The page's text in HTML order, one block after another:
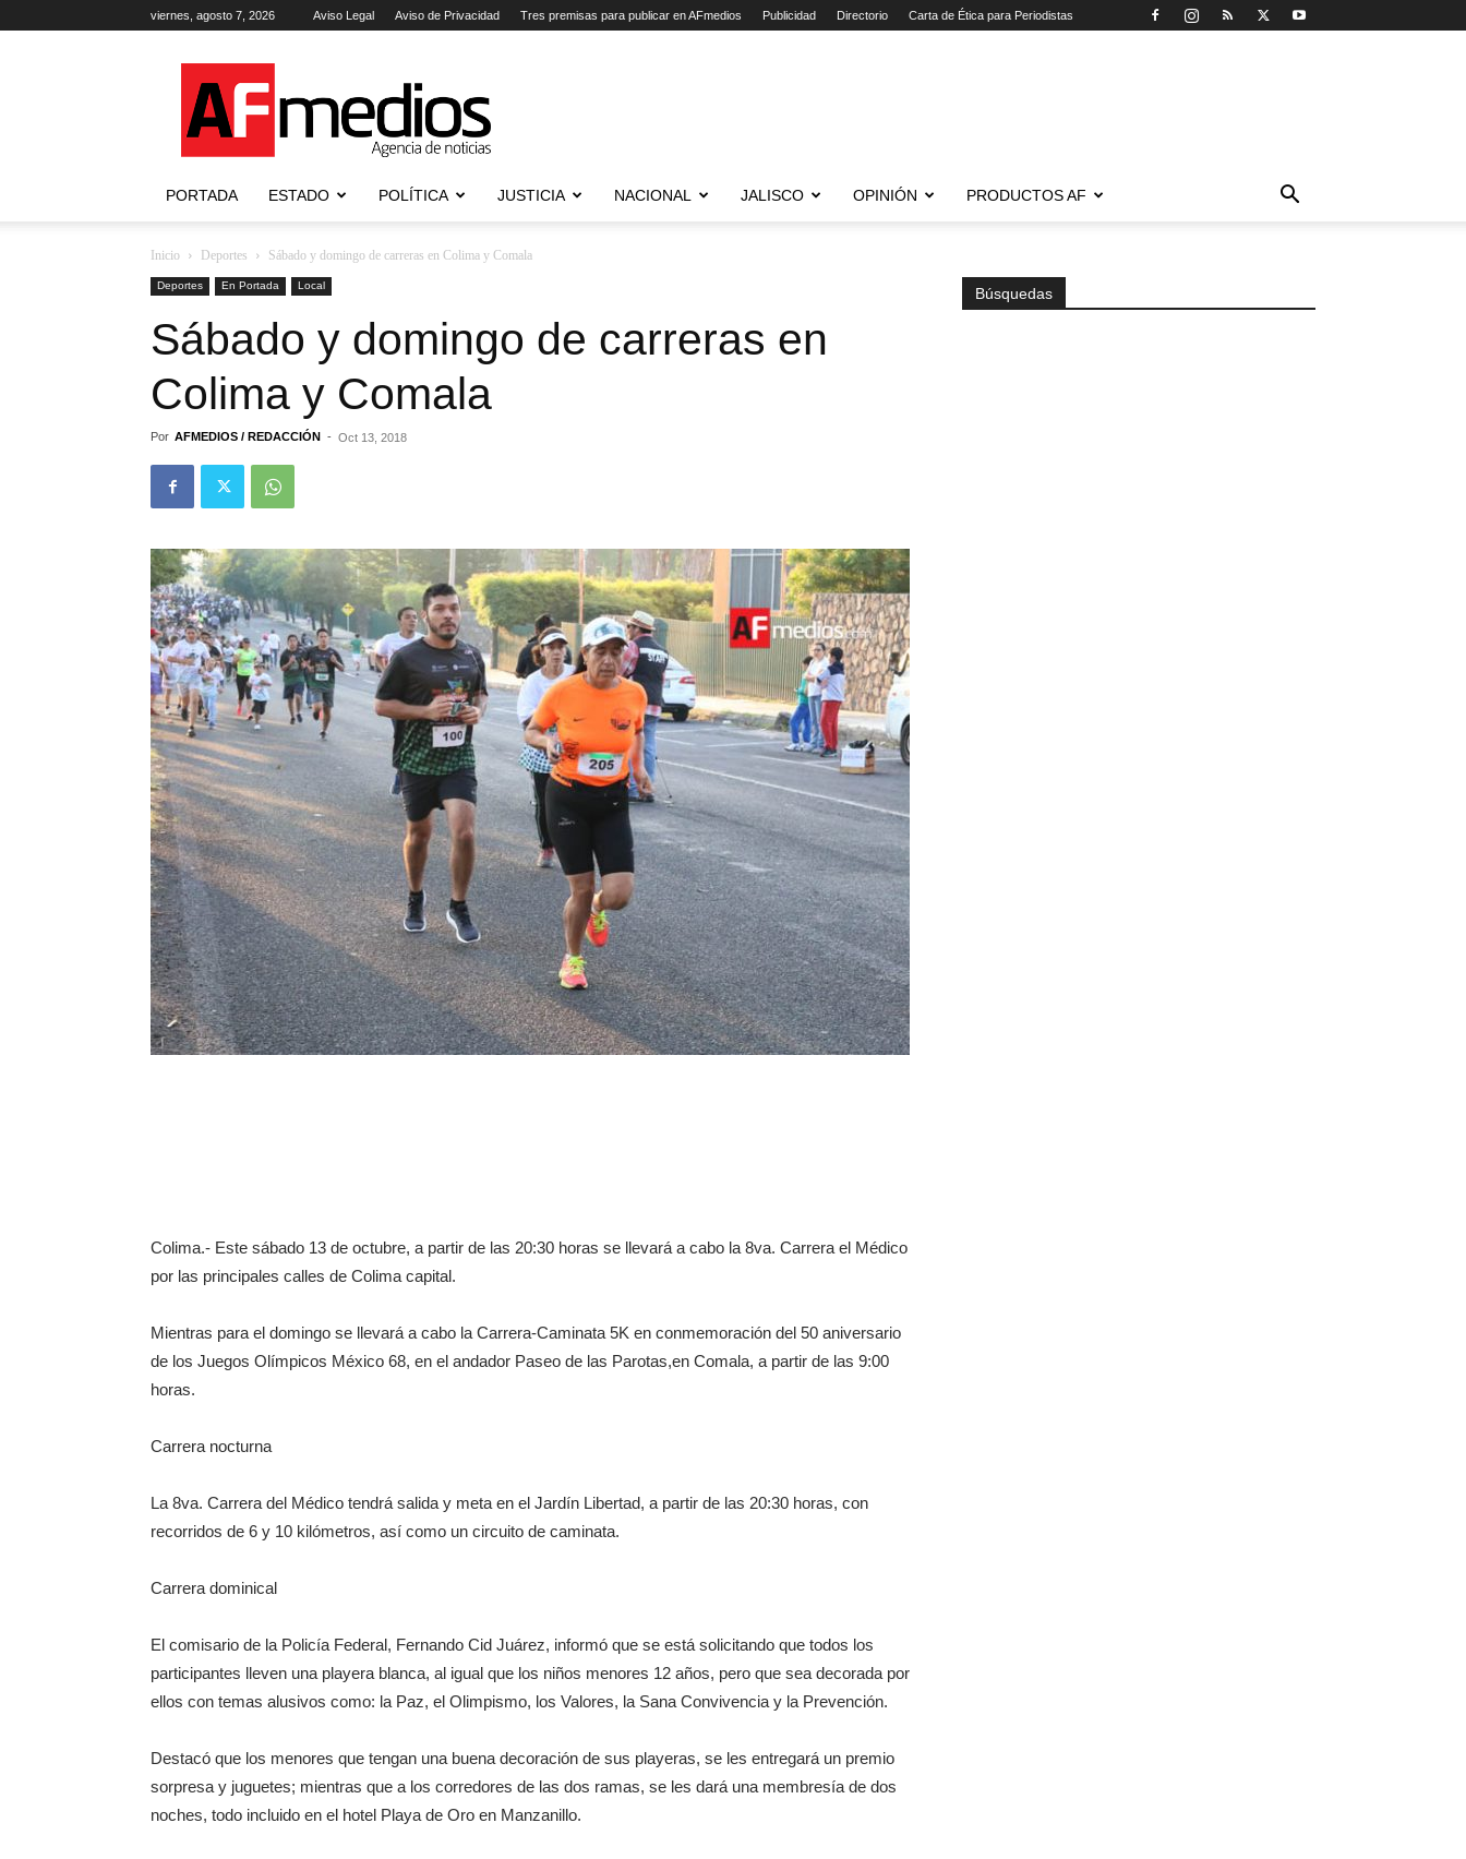
viernes, agosto 7, 2026 Aviso Legal Aviso de Privacidad Tres premisas para publicar en AFmedios Publicidad Directorio Carta de Ética para Periodistas
Agencia
de
Noticias
PORTADA ESTADO POLÍTICA JUSTICIA NACIONAL JALISCO OPINIÓN PRODUCTOS AF
Inicio Deportes Sábado y domingo de carreras en Colima y Comala
Deportes En Portada Local
Sábado y domingo de carreras en
Colima y Comala
Por AFMEDIOS / REDACCIÓN - Oct 13, 2018
Colima.- Este sábado 13 de octubre, a partir de las 20:30 horas se llevará a cabo la 8va. Carrera el Médico
por las principales calles de Colima capital.
Mientras para el domingo se llevará a cabo la Carrera-Caminata 5K en conmemoración del 50 aniversario
de los Juegos Olímpicos México 68, en el andador Paseo de las Parotas,en Comala, a partir de las 9:00
horas.
Carrera nocturna
La 8va. Carrera del Médico tendrá salida y meta en el Jardín Libertad, a partir de las 20:30 horas, con
recorridos de 6 y 10 kilómetros, así como un circuito de caminata.
Carrera dominical
El comisario de la Policía Federal, Fernando Cid Juárez, informó que se está solicitando que todos los
participantes lleven una playera blanca, al igual que los niños menores 12 años, pero que sea decorada por
ellos con temas alusivos como: la Paz, el Olimpismo, los Valores, la Sana Convivencia y la Prevención.
Destacó que los menores que tengan una buena decoración de sus playeras, se les entregará un premio
sorpresa y juguetes; mientras que a los corredores de las dos ramas, se les dará una membresía de dos
noches, todo incluido en el hotel Playa de Oro en Manzanillo.
Búsquedas